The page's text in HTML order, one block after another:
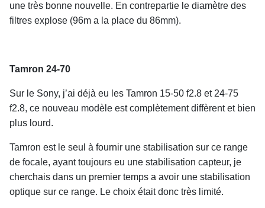
une très bonne nouvelle. En contrepartie le diamètre des
filtres explose (96m a la place du 86mm).
Tamron 24-70
Sur le Sony, j’ai déjà eu les Tamron 15-50 f2.8 et 24-75
f2.8, ce nouveau modèle est complètement diffèrent et bien
plus lourd.
Tamron est le seul à fournir une stabilisation sur ce range
de focale, ayant toujours eu une stabilisation capteur, je
cherchais dans un premier temps a avoir une stabilisation
optique sur ce range. Le choix était donc très limité.